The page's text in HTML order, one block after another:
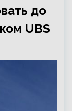
до
UBS